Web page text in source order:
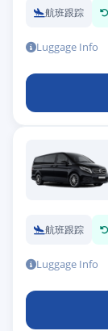
航班跟踪
Luggage Info
航班跟踪
Luggage Info